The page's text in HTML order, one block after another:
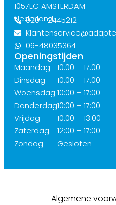
1057EC AMSTERDAM
Nederland
020 - 2445212
06-48035364
Openingstijden
Maandag
Dinsdag
Woensdag
Donderdag
Vrijdag
Zaterdag
Zondag
10:00 – 17:00
10:00 – 17:00
10:00 – 17:00
10:00 – 17:00
10:00 – 13:00
12:00 – 17:00
Gesloten
Algemene